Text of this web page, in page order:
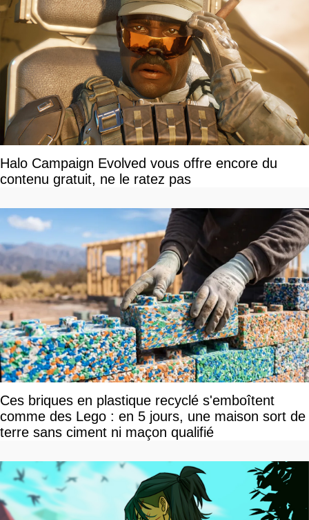
Halo Campaign Evolved vous offre encore du
contenu gratuit, ne le ratez pas
Ces briques en plastique recyclé s'emboîtent
comme des Lego : en 5 jours, une maison sort de
terre sans ciment ni maçon qualifié